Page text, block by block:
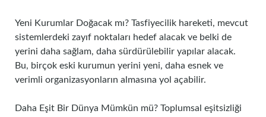
Yeni Kurumlar Doğacak mı? Tasfiyecilik hareketi, mevcut
sistemlerdeki zayıf noktaları hedef alacak ve belki de
yerini daha sağlam, daha sürdürülebilir yapılar alacak.
Bu, birçok eski kurumun yerini yeni, daha esnek ve
verimli organizasyonların almasına yol açabilir.
Daha Eşit Bir Dünya Mümkün mü? Toplumsal eşitsizliği